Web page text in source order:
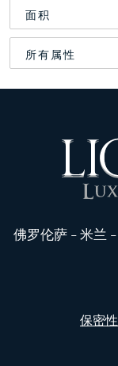
佛罗伦萨-米兰 -
保密性